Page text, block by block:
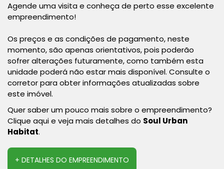
Agende uma visita e conheça de perto esse excelente
empreendimento!
Os preços e as condições de pagamento, neste
momento, são apenas orientativos, pois poderão
sofrer alterações futuramente, como também esta
unidade poderá não estar mais disponível. Consulte o
corretor para obter informações atualizadas sobre
este imóvel.
Quer saber um pouco mais sobre o empreendimento?
Clique aqui e veja mais detalhes do Soul Urban
Habitat.
+ DETALHES DO EMPREENDIMENTO